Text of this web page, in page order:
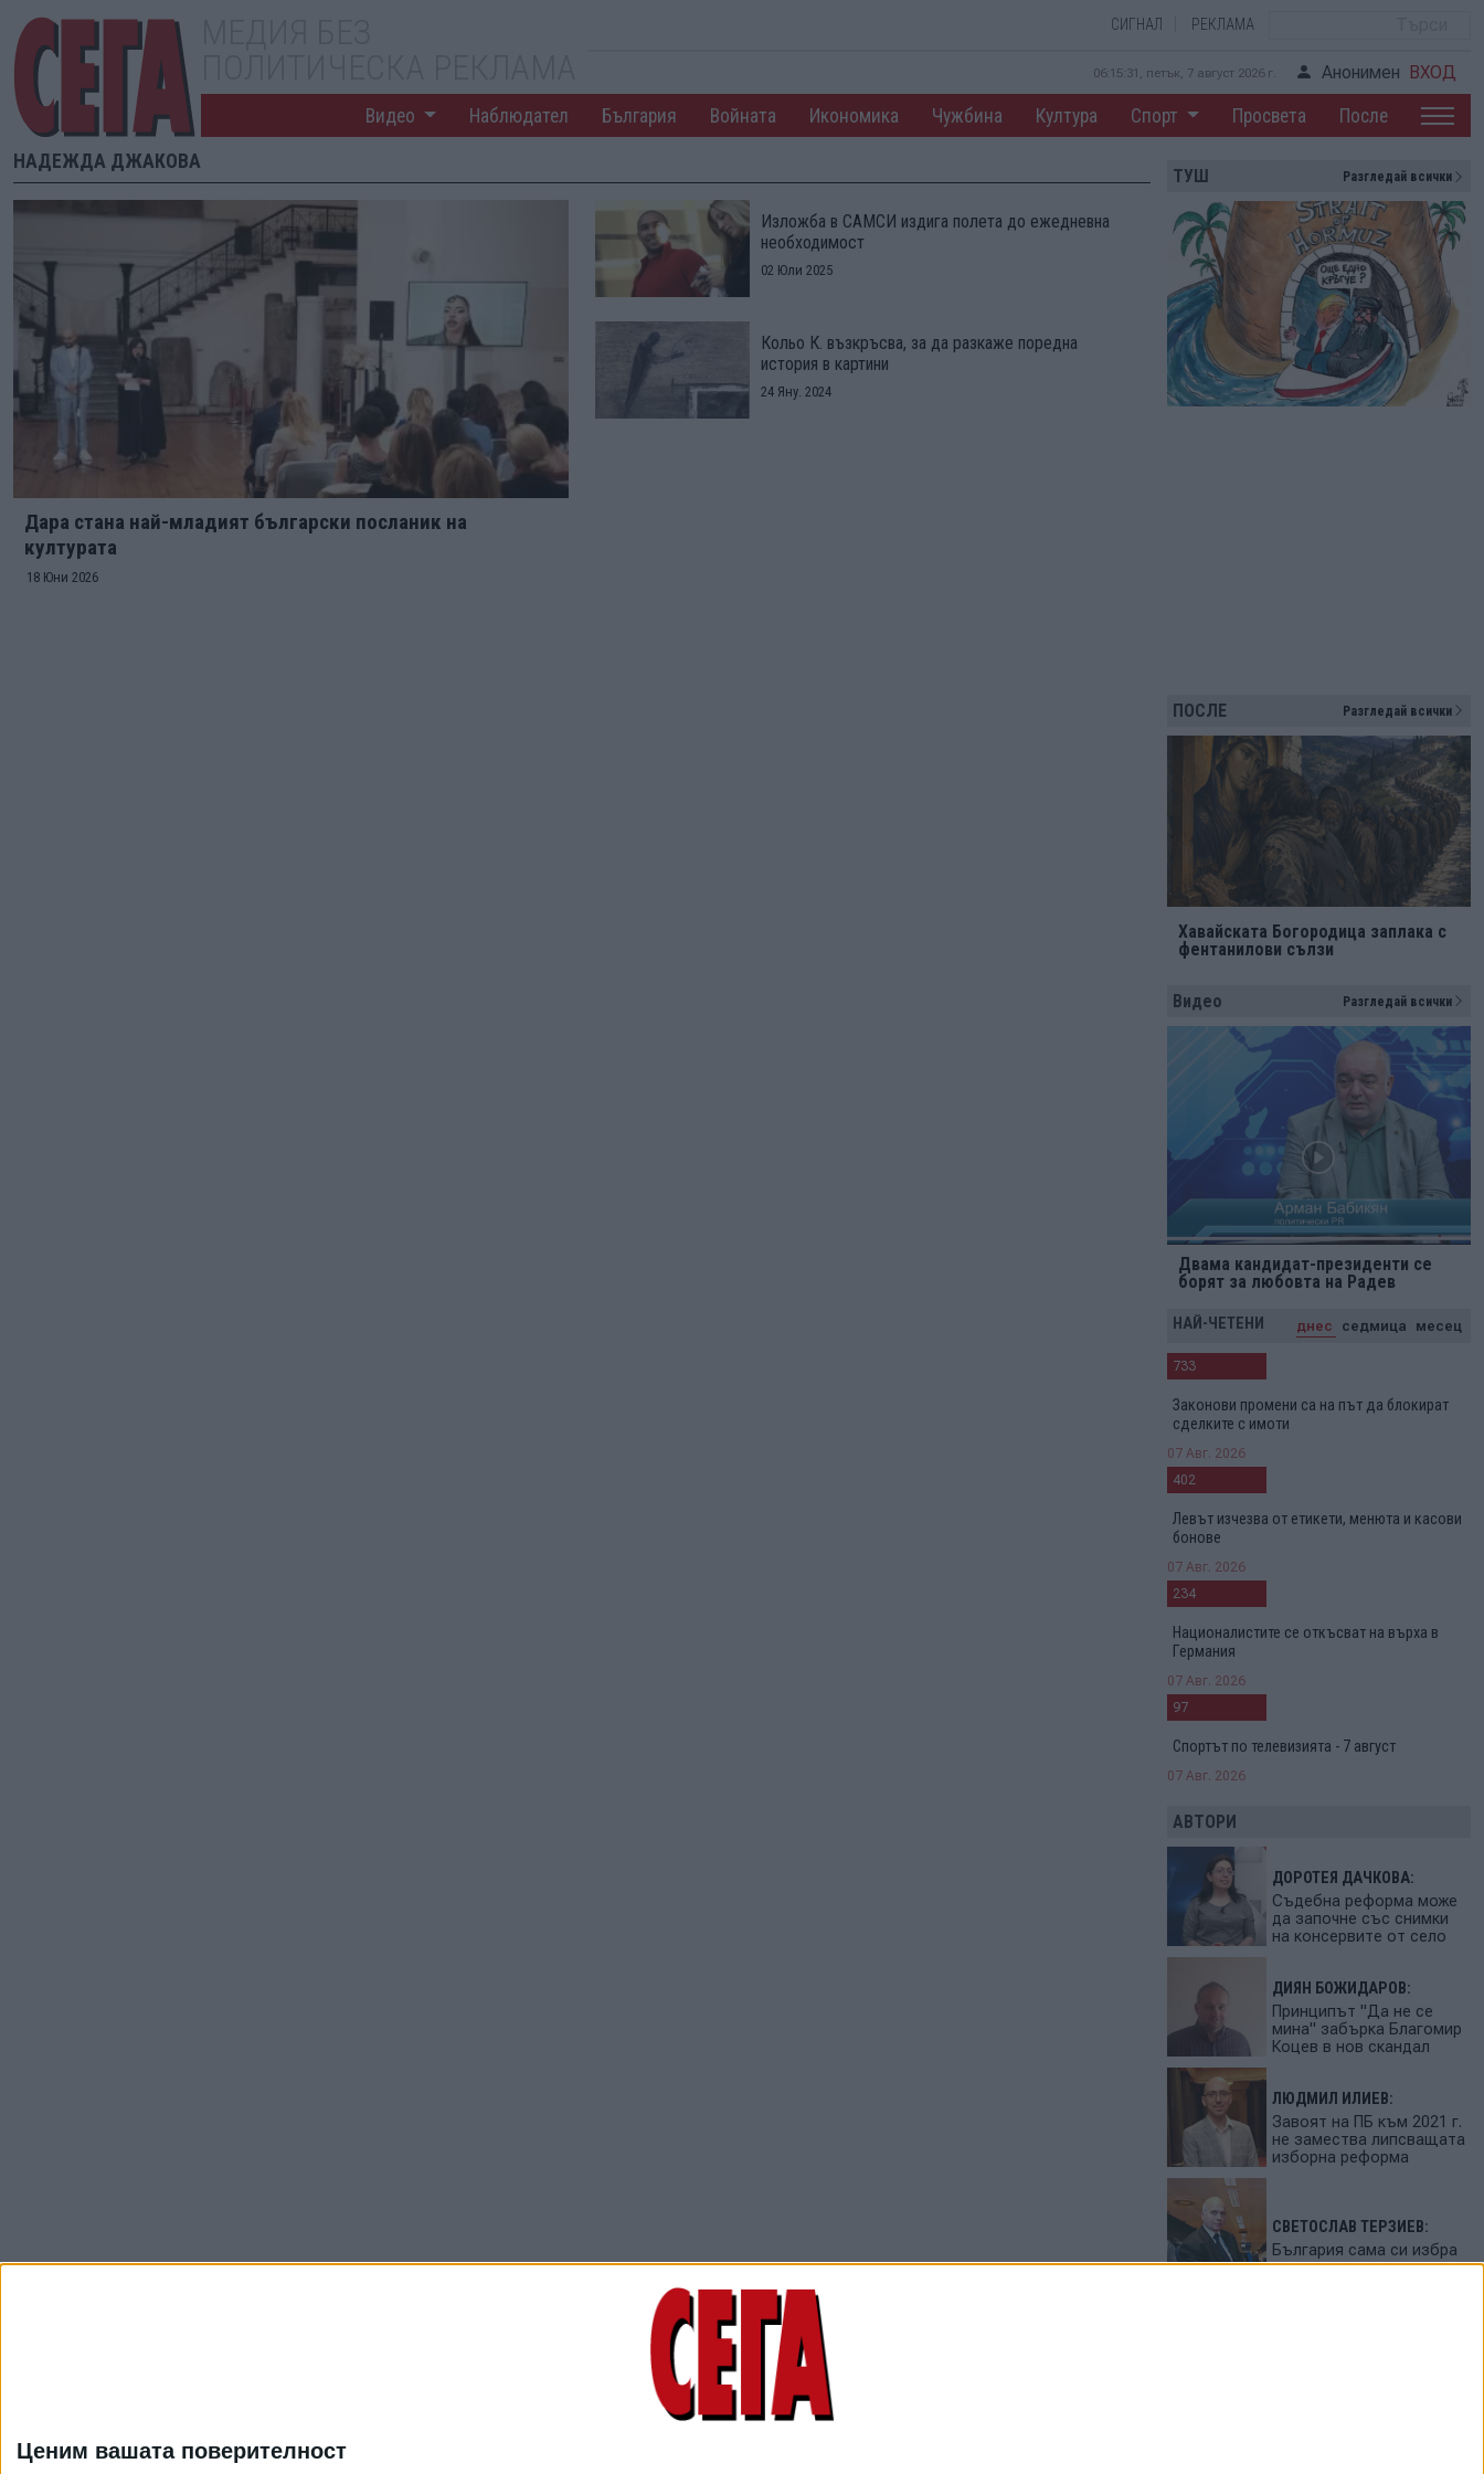
Ценим вашата поверителност
СИГНАЛ РЕКЛАМА
06:15:31, петък, 7 август 2026 г. Анонимен ВХОД
Видео Наблюдател България Войната Икономика Чужбина Култура Спорт Просвета После
НАДЕЖДА ДЖАКОВА
Дара стана най-младият български посланик на
културата
18 Юни 2026
Изложба в САМСИ издига полета до ежедневна
необходимост
02 Юли 2025
Кольо К. възкръсва, за да разкаже поредна
история в картини
24 Яну. 2024
ТУШ Разгледай всички
ПОСЛЕ Разгледай всички
Хавайската Богородица заплака с
фентанилови сълзи
Видео Разгледай всички
Двама кандидат-президенти се
борят за любовта на Радев
НАЙ-ЧЕТЕНИ днес седмица месец
733
Законови промени са на път да блокират
сделките с имоти
07 Авг. 2026
402
Левът изчезва от етикети, менюта и касови
бонове
07 Авг. 2026
234
Националистите се откъсват на върха в
Германия
07 Авг. 2026
97
Спортът по телевизията - 7 август
07 Авг. 2026
АВТОРИ
ДОРОТЕЯ ДАЧКОВА:
Съдебна реформа може
да започне със снимки
на консервите от село
ДИЯН БОЖИДАРОВ:
Принципът "Да не се
мина" забърка Благомир
Коцев в нов скандал
ЛЮДМИЛ ИЛИЕВ:
Завоят на ПБ към 2021 г.
не замества липсващата
изборна реформа
СВЕТОСЛАВ ТЕРЗИЕВ:
България сама си избра
вредител